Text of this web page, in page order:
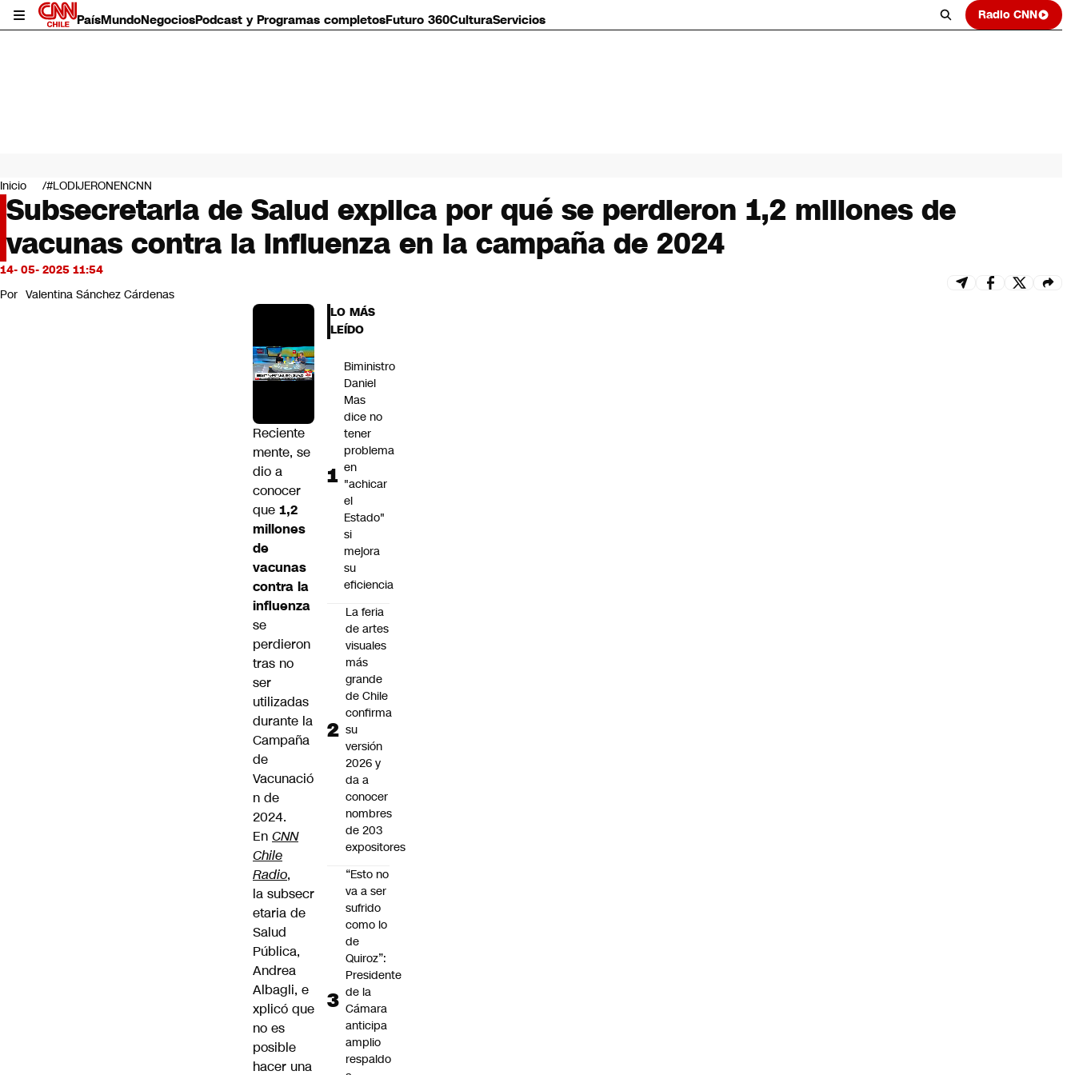
PaísMundoNegociosPodcast y Programas completosFuturo 360CulturaServicios Radio CNN
Mundo
Negocios
Deportes
Programas completos
Cultura
Servicios
Bits
CNN Data
Inicio #LODIJERONENCNN
Subsecretaria de Salud explica por qué se perdieron 1,2 millones de
vacunas contra la influenza en la campaña de 2024
14- 05- 2025 11:54
Por Valentina Sánchez Cárdenas
Reciente
mente, se
dio a
conocer
que 1,2
millones
de
vacunas
contra la
influenza
se
perdieron
tras no
ser
utilizadas
durante la
Campaña
de
Vacunació
n de
2024.
En CNN
Chile
Radio,
la subsecr
etaria de
Salud
Pública,
Andrea
Albagli, e
xplicó que
no es
posible
hacer una
LO MÁS
LEÍDO
Biministro
Daniel
Mas
dice no
tener
problema
en
"achicar
el
Estado"
si
mejora
su
eficiencia
La feria
de artes
visuales
más
grande
de Chile
confirma
su
versión
2026 y
da a
conocer
nombres
de 203
expositores
“Esto no
va a ser
sufrido
como lo
de
Quiroz”:
Presidente
de la
Cámara
anticipa
amplio
respaldo